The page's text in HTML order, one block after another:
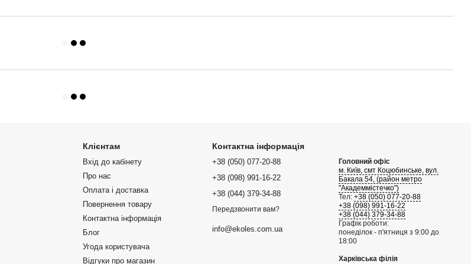
Клієнтам
Вхід до кабінету
Про нас
Оплата і доставка
Повернення товару
Контактна інформація
Блог
Угода користувача
Відгуки про магазин
Контактна інформація
+38 (050) 077-20-88
+38 (098) 991-16-22
+38 (044) 379-34-88
Передзвонити вам?
info@ekoles.com.ua
Головний офіс
м. Київ, смт Коцюбинське, вул.
Бакала 54, (район метро
"Академмістечко")
Тел: +38 (050) 077-20-88
+38 (098) 991-16-22
+38 (044) 379-34-88
Графік роботи:
понеділок - п'ятниця з 9:00 до
18:00
Харківська філія